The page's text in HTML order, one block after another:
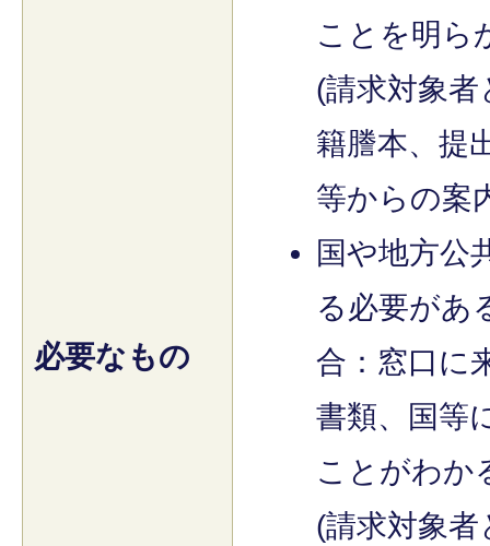
必要なもの
ことを明ら
(請求対象
籍謄本、提
等からの案
国や地方公
る必要があ
合：窓口に
書類、国等
ことがわか
(請求対象